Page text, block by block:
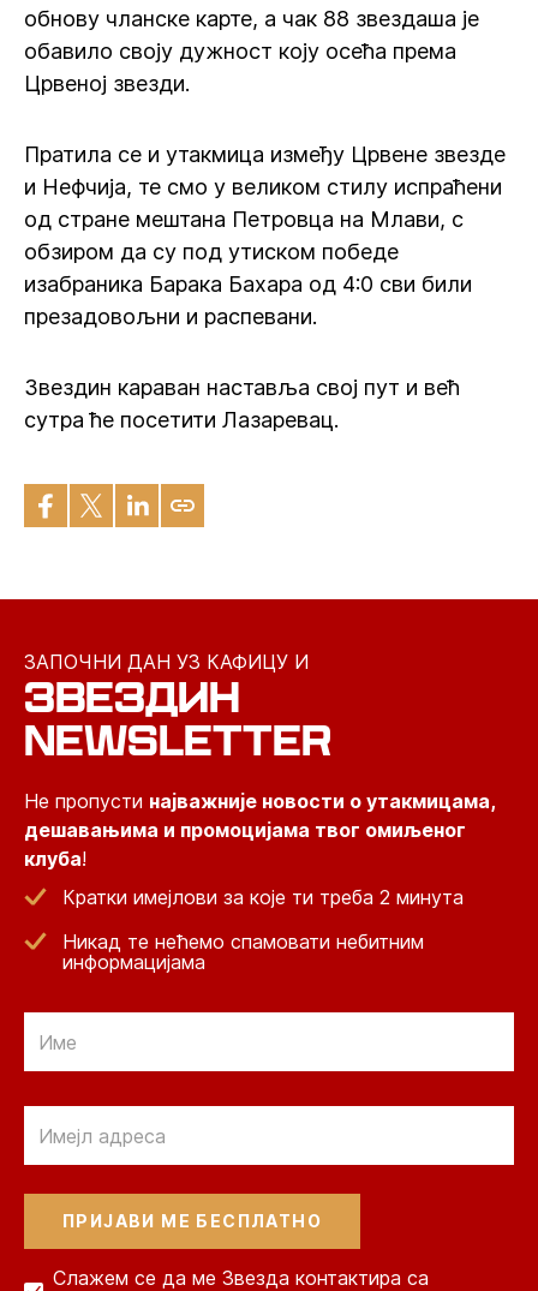
обнову чланске карте, а чак 88 звездаша је
обавило своју дужност коју осећа према
Црвеној звезди.
Пратила се и утакмица између Црвене звезде
и Нефчија, те смо у великом стилу испраћени
од стране мештана Петровца на Млави, с
обзиром да су под утиском победе
изабраника Барака Бахара од 4:0 сви били
презадовољни и распевани.
Звездин караван наставља свој пут и већ
сутра ће посетити Лазаревац.
ЗАПОЧНИ ДАН УЗ КАФИЦУ И
ЗВЕЗДИН
NEWSLETTER
Не пропусти најважније новости о утакмицама,
дешавањима и промоцијама твог омиљеног
клуба!
Кратки имејлови за које ти треба 2 минута
Никад те нећемо спамовати небитним
информацијама
Слажем се да ме Звезда контактира са